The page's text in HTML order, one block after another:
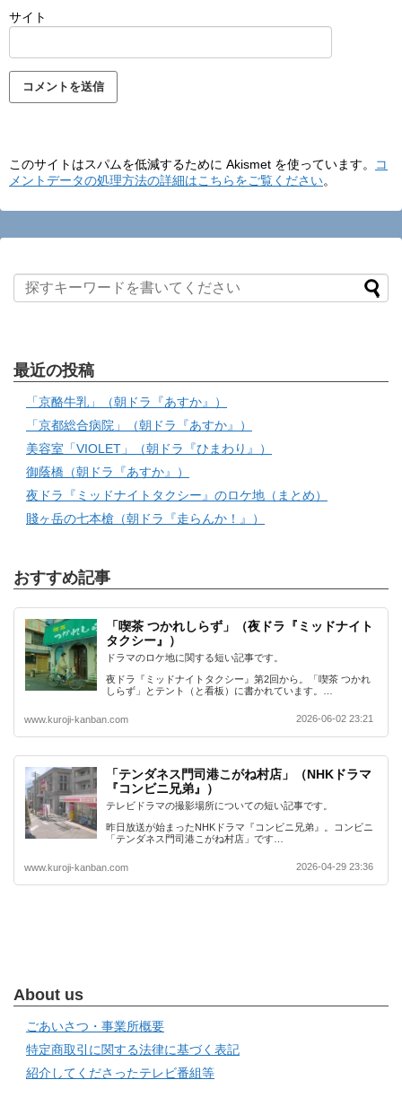
サイト
このサイトはスパムを低減するために Akismet を使っています。
コ
メントデータの処理方法の詳細はこちらをご覧ください。
最近の投稿
「京酪牛乳」（朝ドラ『あすか』）
「京都総合病院」（朝ドラ『あすか』）
美容室「VIOLET」（朝ドラ『ひまわり』）
御蔭橋（朝ドラ『あすか』）
夜ドラ『ミッドナイトタクシー』のロケ地（まとめ）
賤ヶ岳の七本槍（朝ドラ『走らんか！』）
おすすめ記事
「喫茶 つかれしらず」（夜ドラ『ミッドナイト
タクシー』）
ドラマのロケ地に関する短い記事です。
夜ドラ『ミッドナイトタクシー』第2回から。「喫茶 つかれ
しらず」とテント（と看板）に書かれています。…
www.kuroji-kanban.com 2026-06-02 23:21
「テンダネス門司港こがね村店」（NHKドラマ
『コンビニ兄弟』）
テレビドラマの撮影場所についての短い記事です。
昨日放送が始まったNHKドラマ『コンビニ兄弟』。コンビニ
「テンダネス門司港こがね村店」です…
www.kuroji-kanban.com 2026-04-29 23:36
About us
ごあいさつ・事業所概要
特定商取引に関する法律に基づく表記
紹介してくださったテレビ番組等